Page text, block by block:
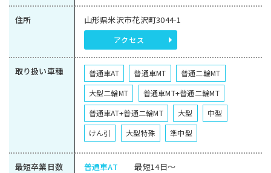
住所 山形県米沢市花沢町3044-1
アクセス
取り扱い車種 普通車AT 普通車MT
普通二輪MT
大型二輪MT
普通車MT+普通二輪MT
普通車AT+普通二輪MT
大型
中型
けん引
大型特殊 準中型
最短卒業日数 普通車AT
最短14日～